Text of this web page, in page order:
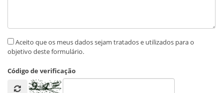
Aceito que os meus dados sejam tratados e utilizados para o
objetivo deste formulário.
Código de verificação